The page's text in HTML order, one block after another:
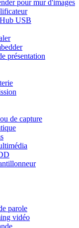
pour mur d'images
USB
présentation
de capture
parole
vidéo